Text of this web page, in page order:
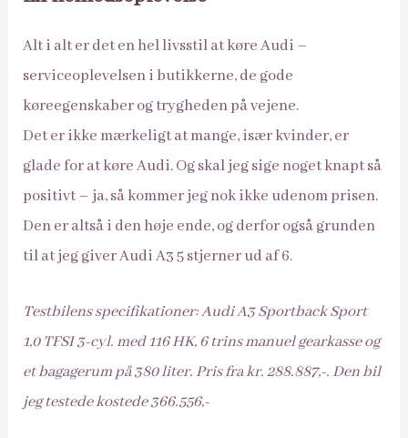
Alt i alt er det en hel livsstil at køre Audi –
serviceoplevelsen i butikkerne, de gode
køreegenskaber og trygheden på vejene.
Det er ikke mærkeligt at mange, især kvinder, er
glade for at køre Audi. Og skal jeg sige noget knapt så
positivt – ja, så kommer jeg nok ikke udenom prisen.
Den er altså i den høje ende, og derfor også grunden
til at jeg giver Audi A3 5 stjerner ud af 6.
Testbilens specifikationer: Audi A3 Sportback Sport
1,0 TFSI 3-cyl. med 116 HK, 6 trins manuel gearkasse og
et bagagerum på 380 liter. Pris fra kr. 288.887,-. Den bil
jeg testede kostede 366.556,-